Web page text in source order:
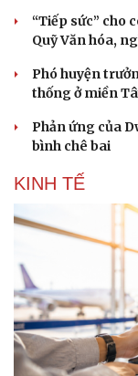
“Tiếp sức” cho
Quỹ Văn hóa,
Phó huyện
thống ở miền
Phản ứng của
bình chê bai
KINH TẾ